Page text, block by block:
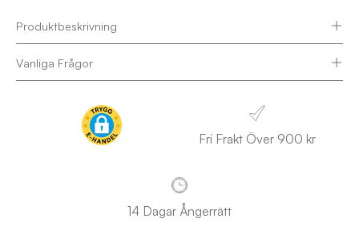
Produktbeskrivning
Vanliga Frågor
Fri Frakt Över 900 kr
14 Dagar Ångerrätt